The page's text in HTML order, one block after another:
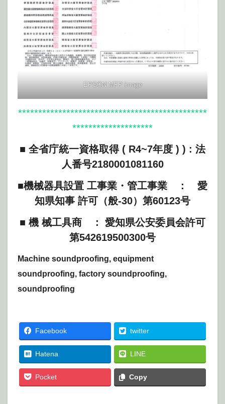
EPSON MFP image
***********************************************
********************
■ 全省庁統一資格取得 ( R4~7年度 ) ) : 法
人番号2180001081160
■機械器具設置 工事業・管工事業 ： 愛
知県知事 許可（般-30）第60123号
■ 機 械工具商 ： 愛知県公安委員会許可
第542619500300号
Machine soundproofing, equipment
soundproofing, factory soundproofing,
soundproofing
Facebook twitter
Hatena LINE
Pocket Copy